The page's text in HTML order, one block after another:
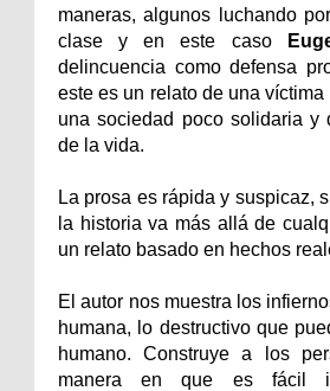
maneras, algunos luchando
clase y en este caso
delincuencia como defensa
este es un relato de una
una sociedad poco solidaria y
de la vida.
La prosa es rápida y suspicaz,
la historia va más allá de
un relato basado en hechos
El autor nos muestra los
humana, lo destructivo que
humano. Construye a los
manera en que es fácil